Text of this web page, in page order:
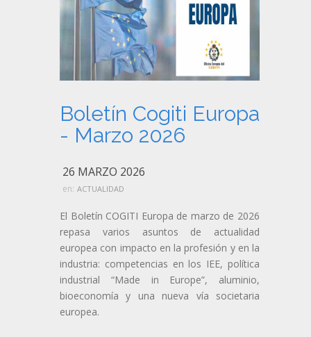
Boletín Cogiti Europa
- Marzo 2026
26 MARZO 2026
en: ACTUALIDAD
El Boletín COGITI Europa de marzo de 2026
repasa varios asuntos de actualidad
europea con impacto en la profesión y en la
industria: competencias en los IEE, política
industrial “Made in Europe”, aluminio,
bioeconomía y una nueva vía societaria
europea.